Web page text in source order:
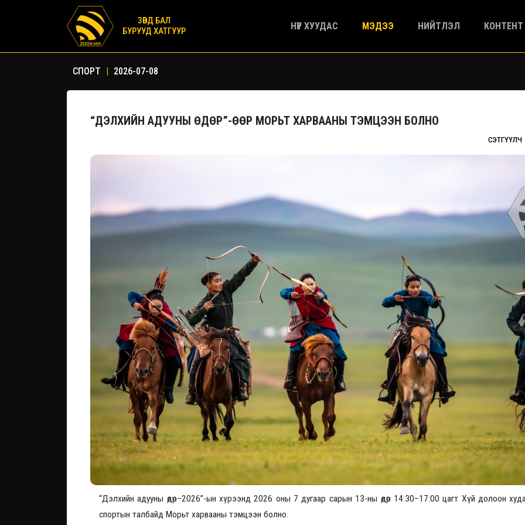
ЗӨВД БАЛ
БУРУУД ХАТГУУР
НҮҮР ХУУДАС МЭДЭЭ НИЙТЛЭЛ КОНТЕНТ
СПОРТ | 2026-07-08
“ДЭЛХИЙН АДУУНЫ ӨДӨР”-ӨӨР МОРЬТ ХАРВААНЫ ТЭМЦЭЭН БОЛНО
СЭТГҮҮЛЧ
“Дэлхийн адууны өдөр–2026”-ын хүрээнд 2026 оны 7 дугаар сарын 13-ны өдөр 14:30–17:00 цагт Хүй долоон
спортын талбайд Морьт харвааны тэмцээн болно.
Үзвэрийн хувиарууд